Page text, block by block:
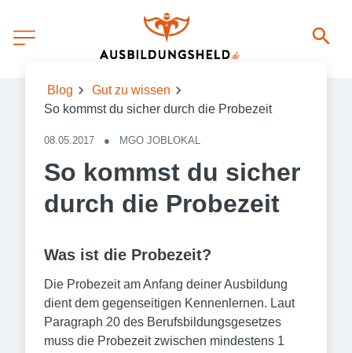
Blog
Gut zu wissen
So kommst du sicher durch die Probezeit
08.05.2017 ● MGO JOBLOKAL
So kommst du sicher
durch die Probezeit
Was ist die Probezeit?
Die Probezeit am Anfang deiner Ausbildung
dient dem gegenseitigen Kennenlernen. Laut
Paragraph 20 des Berufsbildungsgesetzes
muss die Probezeit zwischen mindestens 1